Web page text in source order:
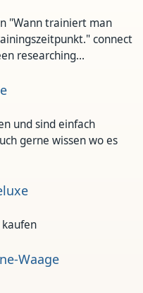
"Wann trainiert man
connect
researching…
und sind einfach
gerne wissen wo es
Waage